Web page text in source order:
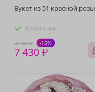
Букет из 51 красной розы
В наличии
8 740 ₽ -15%
7 430 ₽